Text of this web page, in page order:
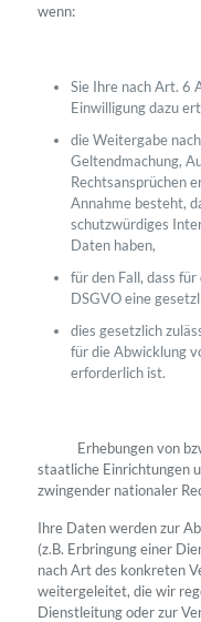
wenn:
Sie Ihre nach Art. 6
Einwilligung dazu
die Weitergabe
Geltendmachung,
Rechtsansprüchen
Annahme besteht,
schutzwürdiges
Daten haben,
für den Fall, dass
DSGVO eine
dies gesetzlich
für die Abwicklung
erforderlich ist.
Erhebungen von bzw.
staatliche Einrichtungen
zwingender nationaler
Ihre Daten werden zur
(z.B. Erbringung einer
nach Art des konkreten
weitergeleitet, die wir
Dienstleitung oder zur